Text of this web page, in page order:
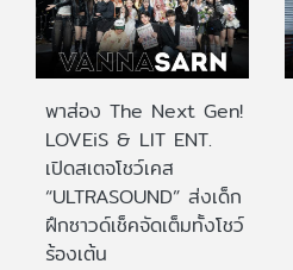
พาส่อง The Next Gen!
LOVEiS & LIT ENT.
เปิดสเตจโชว์เคส
“ULTRASOUND” ส่งเด็ก
ฝึกซาวด์เช็คจัดเต็มทั้งโชว์
ร้องเต้น